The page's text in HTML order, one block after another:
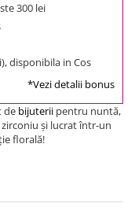
300 lei
disponibila in Cos
*Vezi detalii bonus
de bijuteriipentru nuntă,
şi lucrat într-un
florală!